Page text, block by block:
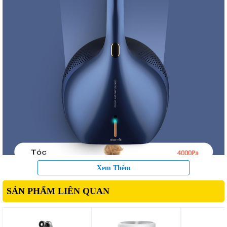
Xem Thêm
SẢN PHẨM LIÊN QUAN